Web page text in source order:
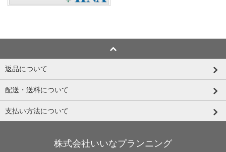
返品について
配送・送料について
支払い方法について
株式会社いいなプランニング